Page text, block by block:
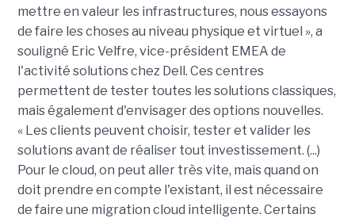
mettre en valeur les infrastructures, nous essayons
de faire les choses au niveau physique et virtuel », a
souligné Eric Velfre, vice-président EMEA de
l'activité solutions chez Dell. Ces centres
permettent de tester toutes les solutions classiques,
mais également d'envisager des options nouvelles.
« Les clients peuvent choisir, tester et valider les
solutions avant de réaliser tout investissement. (...)
Pour le cloud, on peut aller très vite, mais quand on
doit prendre en compte l'existant, il est nécessaire
de faire une migration cloud intelligente. Certains